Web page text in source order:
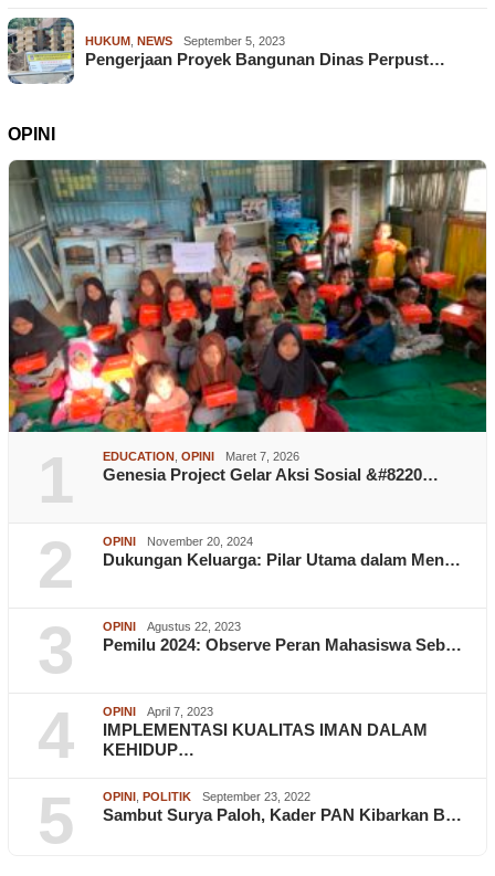
HUKUM NEWS September 5, 2023
Pengerjaan Proyek Bangunan Dinas Perpust…
OPINI
1 EDUCATION OPINI Maret 7, 2026
Genesia Project Gelar Aksi Sosial &#8220…
2 OPINI November 20, 2024
Dukungan Keluarga: Pilar Utama dalam Men…
3 OPINI Agustus 22, 2023
Pemilu 2024: Observe Peran Mahasiswa Seb…
4 OPINI April 7, 2023
IMPLEMENTASI KUALITAS IMAN DALAM
KEHIDUP…
5 OPINI POLITIK September 23, 2022
Sambut Surya Paloh, Kader PAN Kibarkan B…